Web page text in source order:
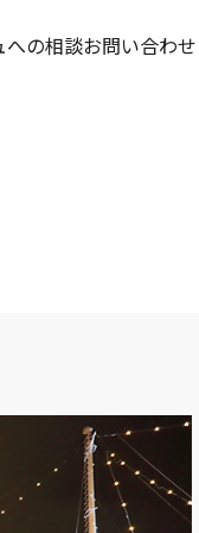
への相談お問い合わせ